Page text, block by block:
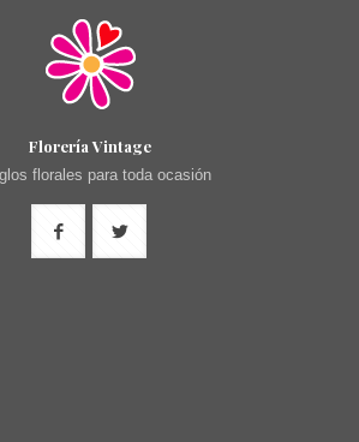
Florería Vintage
florales para toda ocasión